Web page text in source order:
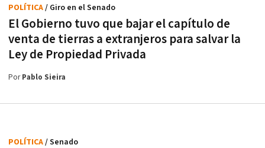
El Gobierno tuvo que bajar el capítulo de
venta de tierras a extranjeros para salvar la
Ley de Propiedad Privada
POLÍTICA/ Giro en el Senado
PorPablo Sieira
POLÍTICA/ Senado